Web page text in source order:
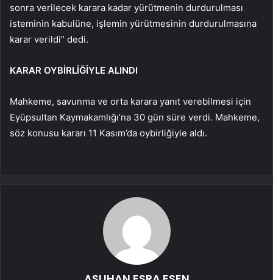
sonra verilecek karara kadar yürütmenin durdurulması
isteminin kabulüne, işlemin yürütmesinin durdurulmasına
karar verildi” dedi.
KARAR OYBİRLİĞİYLE ALINDI
Mahkeme, savunma ve orta karara yanıt verebilmesi için
Eyüpsultan Kaymakamlığı’na 30 gün süre verdi. Mahkeme,
söz konusu kararı 11 Kasım’da oybirliğiyle aldı.